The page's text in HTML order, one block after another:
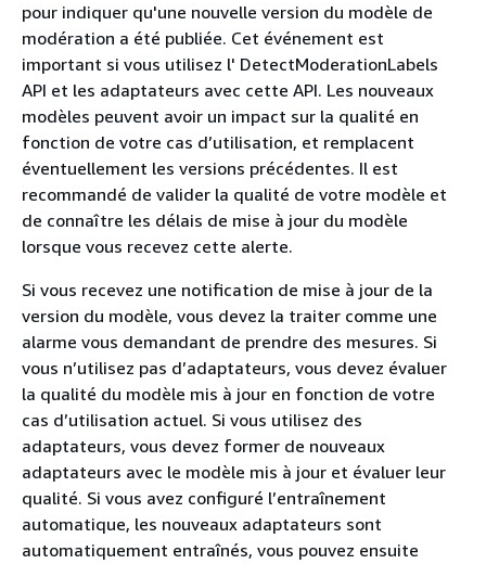
pour indiquer qu'une nouvelle version du modèle de
modération a été publiée. Cet événement est
important si vous utilisez l' DetectModerationLabels
API et les adaptateurs avec cette API. Les nouveaux
modèles peuvent avoir un impact sur la qualité en
fonction de votre cas d’utilisation, et remplacent
éventuellement les versions précédentes. Il est
recommandé de valider la qualité de votre modèle et
de connaître les délais de mise à jour du modèle
lorsque vous recevez cette alerte.
Si vous recevez une notification de mise à jour de la
version du modèle, vous devez la traiter comme une
alarme vous demandant de prendre des mesures. Si
vous n’utilisez pas d’adaptateurs, vous devez évaluer
la qualité du modèle mis à jour en fonction de votre
cas d’utilisation actuel. Si vous utilisez des
adaptateurs, vous devez former de nouveaux
adaptateurs avec le modèle mis à jour et évaluer leur
qualité. Si vous avez configuré l’entraînement
automatique, les nouveaux adaptateurs sont
automatiquement entraînés, vous pouvez ensuite